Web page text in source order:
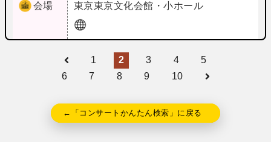
会場 東京東京文化会館・小ホール
1 2 3 4
5
6
7 8 9 10
←「コンサートかんたん検索」に戻る